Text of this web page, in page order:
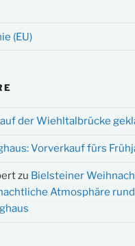
(EU)
der Wiehltalbrücke
Vorverkauf fürs
zu Bielsteiner
Atmosphäre